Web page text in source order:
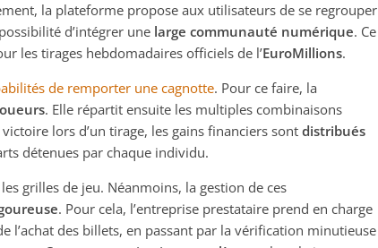
la plateforme propose aux utilisateurs de se regrouper
d’intégrer une large communauté numérique. Ce
les tirages hebdomadaires officiels de l’EuroMillions.
de remporter une cagnotte. Pour ce faire, la
. Elle répartit ensuite les multiples combinaisons
lors d’un tirage, les gains financiers sont distribués
détenues par chaque individu.
grilles de jeu. Néanmoins, la gestion de ces
. Pour cela, l’entreprise prestataire prend en charge
l’achat des billets, en passant par la vérification minutieuse